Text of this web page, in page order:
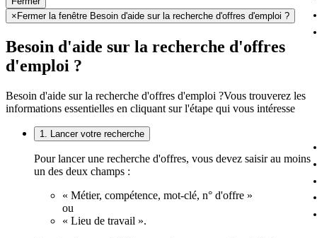
× Fermer la fenêtre Besoin d'aide sur la recherche d'offres d'emploi ?
Besoin d'aide sur la recherche d'offres
d'emploi ?
Besoin d'aide sur la recherche d'offres d'emploi ?Vous trouverez les
informations essentielles en cliquant sur l'étape qui vous intéresse
1. Lancer votre recherche
Pour lancer une recherche d'offres, vous devez saisir au moins
un des deux champs :
« Métier, compétence, mot-clé, n° d'offre »
ou
« Lieu de travail ».